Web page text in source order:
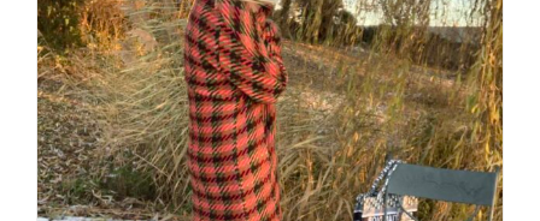
Starting colorful